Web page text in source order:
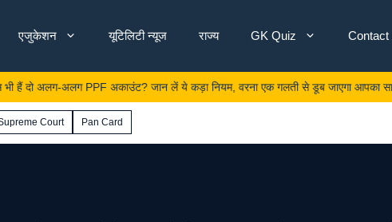
एजुकेशन यूटिलिटी न्यूज राज्य GK Quiz Contact
अलग PPF अकाउंट? जान लें ये कड़ा नियम, वरना एक गलती से डूब जाएगा आपका सारा जमा
Court Pan Card